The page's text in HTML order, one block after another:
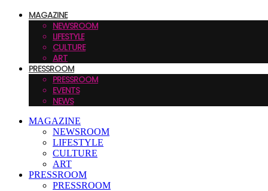
MAGAZINE
NEWSROOM
LIFESTYLE
CULTURE
ART
PRESSROOM
PRESSROOM
EVENTS
NEWS
MAGAZINE
NEWSROOM
LIFESTYLE
CULTURE
ART
PRESSROOM
PRESSROOM